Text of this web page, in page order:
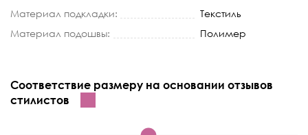
Материал подкладки:
Текстиль
Материал подошвы:
Полимер
Соответствие размеру на основании отзывов
стилистов